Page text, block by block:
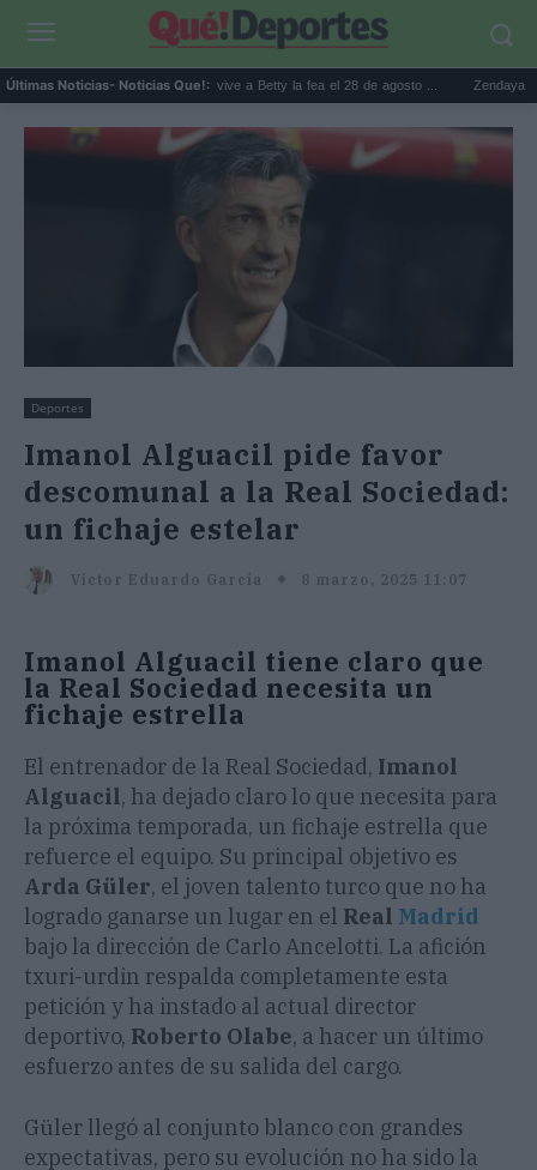
Últimas Noticias- Noticias Que!:
de ... Prime Video revive a Betty la fea el 28 de agosto ... Zendaya, Tom
Deportes
Imanol Alguacil pide favor
descomunal a la Real Sociedad:
un fichaje estelar
Victor Eduardo García 8 marzo, 2025 11:07
Imanol Alguacil tiene claro que
la Real Sociedad necesita un
fichaje estrella
El entrenador de la Real Sociedad, Imanol
Alguacil, ha dejado claro lo que necesita para
la próxima temporada, un fichaje estrella que
refuerce el equipo. Su principal objetivo es
Arda Güler, el joven talento turco que no ha
logrado ganarse un lugar en el Real Madrid
bajo la dirección de Carlo Ancelotti. La afición
txuri-urdin respalda completamente esta
petición y ha instado al actual director
deportivo, Roberto Olabe, a hacer un último
esfuerzo antes de su salida del cargo.
Güler llegó al conjunto blanco con grandes
expectativas, pero su evolución no ha sido la